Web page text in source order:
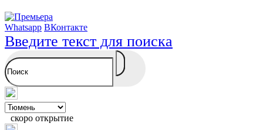
Whatsapp ВКонтакте
Введите текст для поиска
скоро открытие